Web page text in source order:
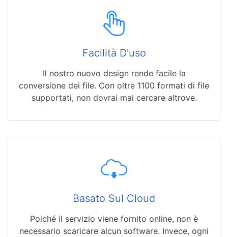
Facilità D'uso
Il nostro nuovo design rende facile la
conversione dei file. Con oltre 1100 formati di file
supportati, non dovrai mai cercare altrove.
Basato Sul Cloud
Poiché il servizio viene fornito online, non è
necessario scaricare alcun software. Invece, ogni